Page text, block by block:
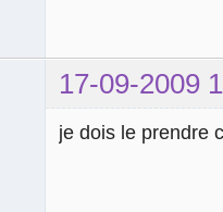
17-09-2009
je dois le prendre